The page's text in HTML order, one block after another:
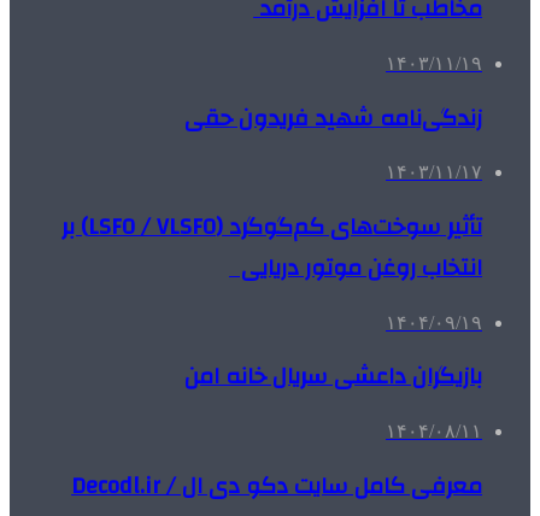
مخاطب تا افزایش درآمد
۱۴۰۳/۱۱/۱۹
زندگی‌نامه شهید فریدون حقی
۱۴۰۳/۱۱/۱۷
تأثیر سوخت‌های کم‌گوگرد (LSFO / VLSFO) بر
انتخاب روغن موتور دریایی
۱۴۰۴/۰۹/۱۹
بازیگران داعشی سریال خانه امن
۱۴۰۴/۰۸/۱۱
معرفی کامل سایت دکو دی ال / Decodl.ir